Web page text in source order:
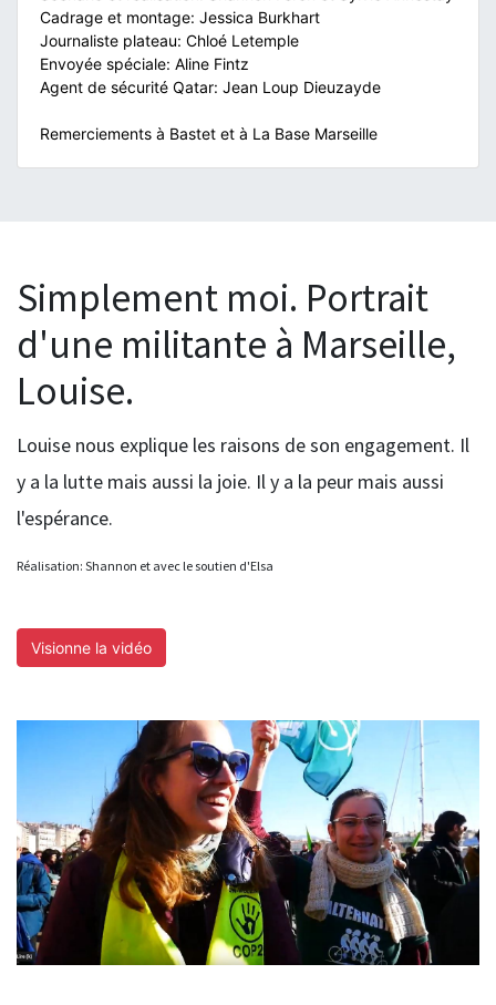
Cadrage et montage: Jessica Burkhart
Journaliste plateau: Chloé Letemple
Envoyée spéciale: Aline Fintz
Agent de sécurité Qatar: Jean Loup Dieuzayde
Remerciements à Bastet et à La Base Marseille
Simplement moi. Portrait
d'une militante à Marseille,
Louise.
Louise nous explique les raisons de son engagement. Il
y a la lutte mais aussi la joie. Il y a la peur mais aussi
l'espérance.
Réalisation: Shannon et avec le soutien d'Elsa
Visionne la vidéo